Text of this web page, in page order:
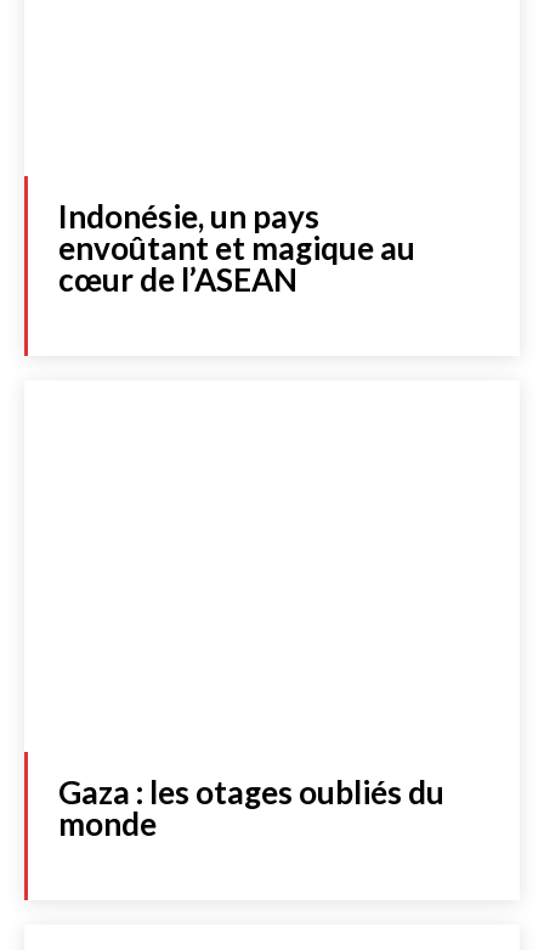
Indonésie, un pays
envoûtant et magique au
cœur de l’ASEAN
Gaza : les otages oubliés du
monde